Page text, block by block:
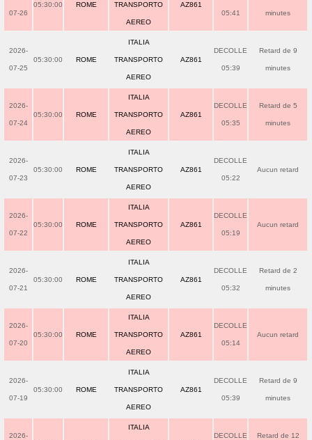
07-26
05:30:00 ROME TRANSPORTO
AEREO
AZ861
05:41 minutes
2026-
07-25
05:30:00 ROME
ITALIA
TRANSPORTO
AEREO
AZ861
DECOLLE
05:39
Retard de 9
minutes
2026-
07-24
05:30:00 ROME
ITALIA
TRANSPORTO
AEREO
AZ861
DECOLLE
05:35
Retard de 5
minutes
2026-
07-23
05:30:00 ROME
ITALIA
TRANSPORTO
AEREO
AZ861
DECOLLE
05:22
Aucun retard
2026-
07-22
05:30:00 ROME
ITALIA
TRANSPORTO
AEREO
AZ861
DECOLLE
05:19
Aucun retard
2026-
07-21
05:30:00 ROME
ITALIA
TRANSPORTO
AEREO
AZ861
DECOLLE
05:32
Retard de 2
minutes
2026-
07-20
05:30:00 ROME
ITALIA
TRANSPORTO
AEREO
AZ861
DECOLLE
05:14
Aucun retard
2026-
07-19
05:30:00 ROME
ITALIA
TRANSPORTO
AEREO
AZ861
DECOLLE
05:39
Retard de 9
minutes
2026-
ITALIA
DECOLLE Retard de 12